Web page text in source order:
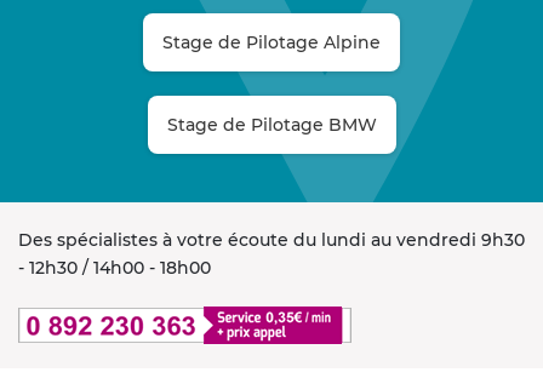
Stage de Pilotage Alpine
Stage de Pilotage BMW
Des spécialistes à votre écoute du lundi au vendredi 9h30
- 12h30 / 14h00 - 18h00